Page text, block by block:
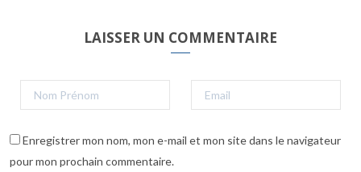
LAISSER UN COMMENTAIRE
Enregistrer mon nom, mon e-mail et mon site dans le navigateur
pour mon prochain commentaire.